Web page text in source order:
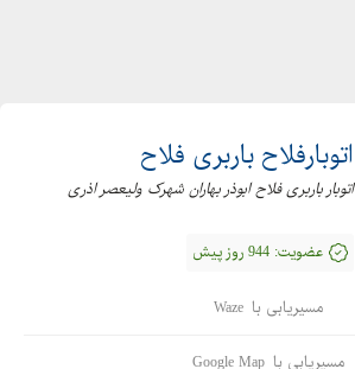
اتوبارفلاح باربری فلاح
اتوبار باربری فلاح ابوذر بهاران شهرک ولیعصر اذری
عضویت: 944 روز پیش
مسیریابی با Waze
مسیریابی با Google Map